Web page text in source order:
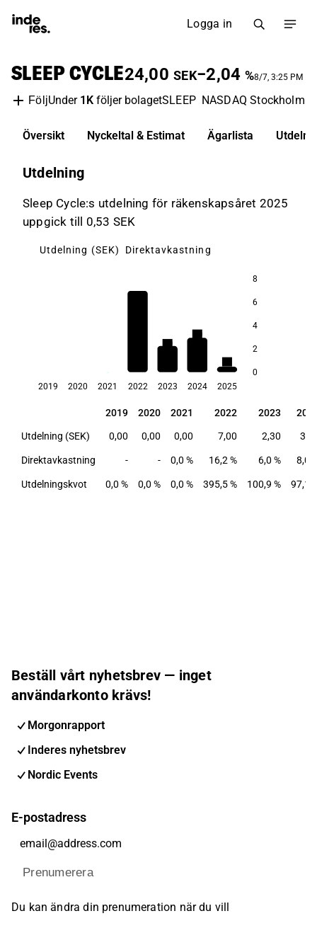
Logga in
SLEEP CYCLE24,00 SEK−2,04 %8/7, 3:25 PM
FöljUnder 1K följer bolagetSLEEP NASDAQ Stockholm
Översikt Nyckeltal & Estimat Ägarlista
Utdelning
Sleep Cycle:s utdelning för räkenskapsåret 2025
uppgick till 0,53 SEK
Utdelning (SEK) Direktavkastning
8
6
4
2
0
6,0
8,0
2019 2020 2021 2022 2023 2024 2025
2019 2020 2021 2022 2023
2019 2020 2021 2022 2023
Utdelning (SEK) 0,00 0,00 0,00 7,00 2,30
Direktavkastning - - 0,0 % 16,2 % 6,0 % 8,0
Utdelningskvot 0,0 % 0,0 % 0,0 % 395,5 % 100,9 % 97,1
Beställ vårt nyhetsbrev — inget
användarkonto krävs!
Morgonrapport
Inderes nyhetsbrev
Nordic Events
E-postadress
Prenumerera
Du kan ändra din prenumeration när du vill